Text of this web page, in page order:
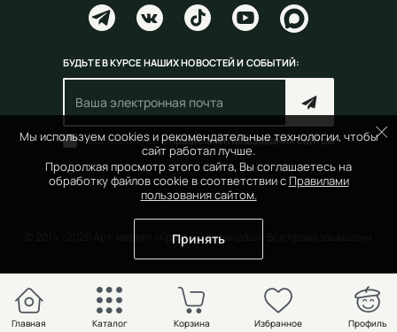
Мы используем cookies и рекомендательные технологии, чтобы
сайт работал лучше.
Продолжая просмотр этого сайта, Вы соглашаетесь на
обработку файлов cookie в соответствии с Правилами
пользования сайтом.
Принять
БУДЬТЕ В КУРСЕ НАШИХ НОВОСТЕЙ И СОБЫТИЙ:
Согласен(на) справилами пользования сайтом
© 2014 - 2026 Арт-маркет «Красный Карандаш». Все права защищены
Главная Каталог Избранное Профиль
Корзина